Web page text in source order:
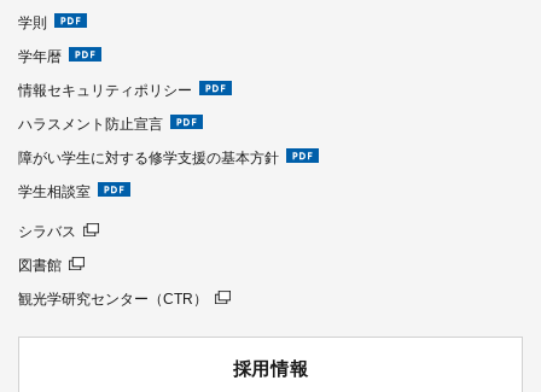
学則
学年暦
情報セキュリティポリシー
ハラスメント防止宣言
障がい学生に対する修学支援の基本方針
学生相談室
シラバス
図書館
観光学研究センター（CTR）
採用情報